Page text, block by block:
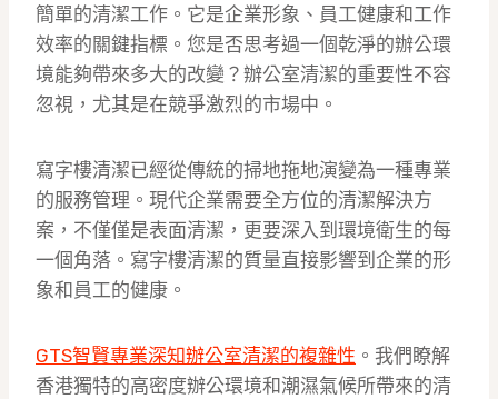
簡單的清潔工作。它是企業形象、員工健康和工作
效率的關鍵指標。您是否思考過一個乾淨的辦公環
境能夠帶來多大的改變？辦公室清潔的重要性不容
忽視，尤其是在競爭激烈的市場中。
寫字樓清潔已經從傳統的掃地拖地演變為一種專業
的服務管理。現代企業需要全方位的清潔解決方
案，不僅僅是表面清潔，更要深入到環境衛生的每
一個角落。寫字樓清潔的質量直接影響到企業的形
象和員工的健康。
GTS智賢專業深知辦公室清潔的複雜性 。我們瞭解
香港獨特的高密度辦公環境和潮濕氣候所帶來的清